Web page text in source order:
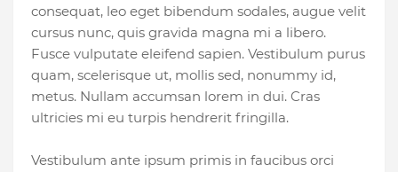
consequat, leo eget bibendum sodales, augue velit
cursus nunc, quis gravida magna mi a libero.
Fusce vulputate eleifend sapien. Vestibulum purus
quam, scelerisque ut, mollis sed, nonummy id,
metus. Nullam accumsan lorem in dui. Cras
ultricies mi eu turpis hendrerit fringilla.
Vestibulum ante ipsum primis in faucibus orci